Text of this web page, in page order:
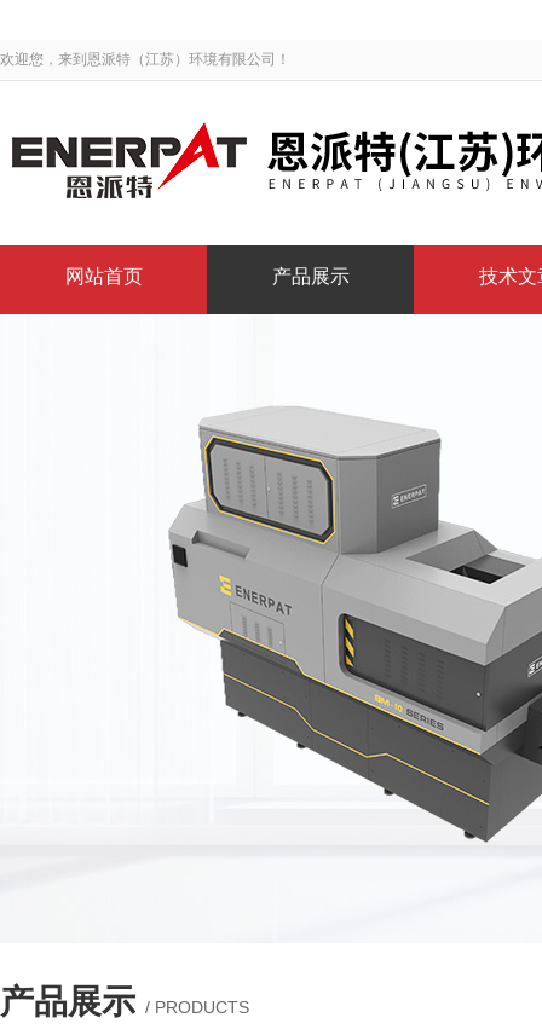
欢迎您，来到恩派特（江苏）环境有限公司！
网站首页 产品展示 技术文
产品展示 / PRODUCTS